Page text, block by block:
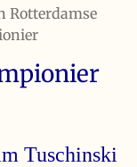
Rotterdamse
Tuschinski